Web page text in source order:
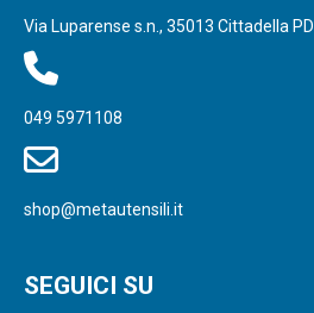
Via Luparense s.n., 35013 Cittadella PD
049 5971108
shop@metautensili.it
SEGUICI SU